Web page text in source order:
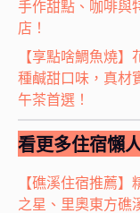
手作甜點、咖啡與
店！
【享點啥鯛魚燒
種鹹甜口味，真材
午茶首選！
看更多住宿懶
【礁溪住宿推薦
之星、里奧東方礁